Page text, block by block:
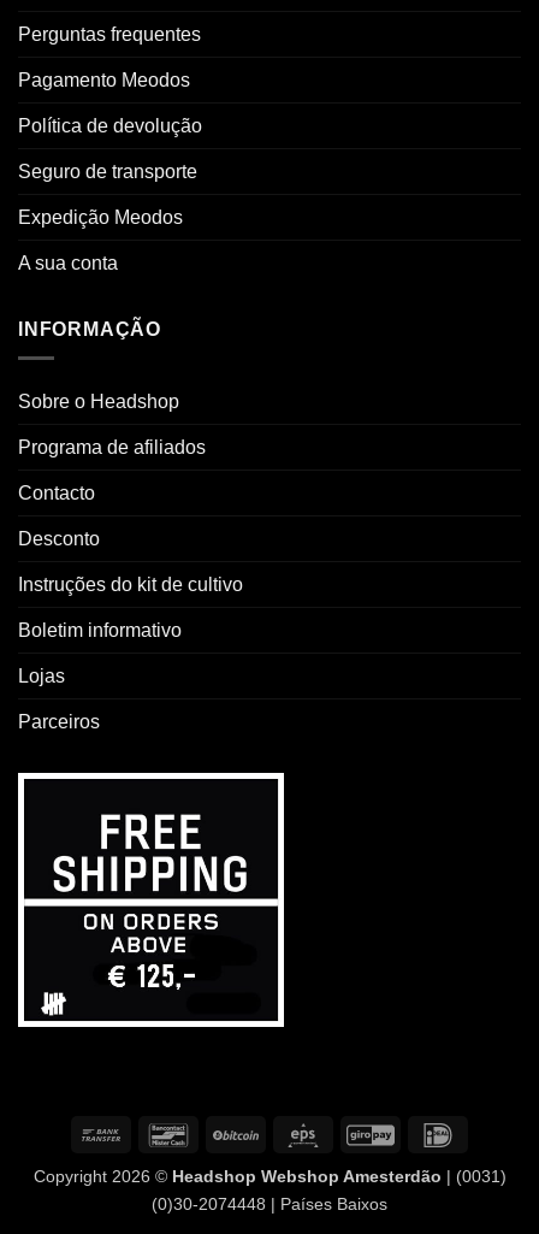
Perguntas frequentes
Pagamento Meodos
Política de devolução
Seguro de transporte
Expedição Meodos
A sua conta
INFORMAÇÃO
Sobre o Headshop
Programa de afiliados
Contacto
Desconto
Instruções do kit de cultivo
Boletim informativo
Lojas
Parceiros
TransferênciaContacto
o
banco
BitCoin Eps GiroPay
Copyright 2026 © Headshop Webshop Amesterdão | (0031)
(0)30-2074448 | Países Baixos